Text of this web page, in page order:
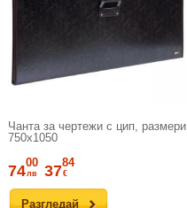
Чанта за чертежи с цип, размери
750x1050
Разгледай
7400
лв 3784
€